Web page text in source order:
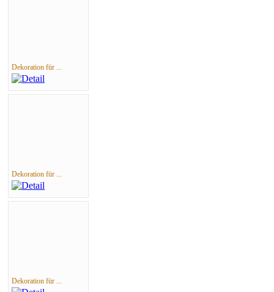
Dekoration für ...
Dekoration für ...
Dekoration für ...